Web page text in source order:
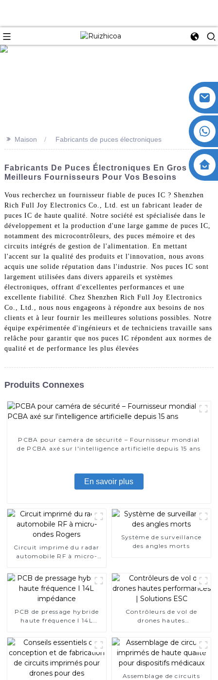
>> Maison Fabricants de puces électroniques
Fabricants De Puces Électroniques En Gros : Les
Meilleurs Fournisseurs Pour Vos Besoins
Vous recherchez un fournisseur fiable de puces IC ? Shenzhen
Rich Full Joy Electronics Co., Ltd. est un fabricant leader de
puces IC de haute qualité. Notre société est spécialisée dans le
développement et la production d'une large gamme de puces IC,
notamment des microcontrôleurs, des puces mémoire et des
circuits intégrés de gestion de l'alimentation. En mettant
l'accent sur la qualité des produits et l'innovation, nous avons
acquis une solide réputation dans l'industrie. Nos puces IC sont
largement utilisées dans divers appareils et systèmes
électroniques, offrant d'excellentes performances et une
excellente fiabilité. Chez Shenzhen Rich Full Joy Electronics
Co., Ltd., nous nous engageons à répondre aux besoins de nos
clients et à leur fournir les meilleures solutions possibles. Notre
équipe expérimentée d'ingénieurs et de techniciens travaille sans
relâche pour garantir que nos puces IC répondent aux normes de
qualité et de performance les plus élevées
Produits Connexes
PCBA pour caméra de sécurité – Fournisseur mondial
de PCBA axé sur l'intelligence artificielle depuis 15 ans
En savoir plus
Circuit imprimé du radar
automobile RF à micro-
Système de surveillance
des angles morts
PCB de pressage hybride
haute fréquence I 14L
Contrôleurs de vol de
drones hautes
Assemblage de circuits